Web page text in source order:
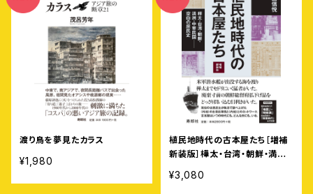
渡り鳥を夢見たカラス
¥1,980
植民地時代の古本屋たち［増補
新装版］樺太・台湾・朝鮮・満洲・
¥3,080